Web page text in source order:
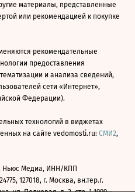
материалы, представленные
или рекомендацией к покупке
рекомендательные
предоставления
и анализа сведений,
сети «Интернет»,
Федерации).
технологий в виджетах
на сайте vedomosti.ru: СМИ2,
Ньюс Медиа, ИНН/КПП
127018, г. Москва, вн.тер.г.